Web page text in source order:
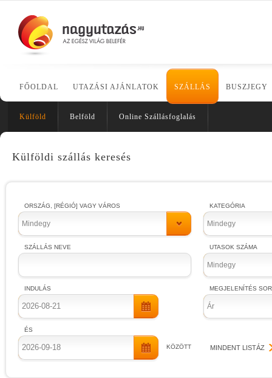
FŐOLDAL UTAZÁSI AJÁNLATOK SZÁLLÁS BUSZJEGY
Külföld Belföld Online Szállásfoglalás
Külföldi szállás keresés
ORSZÁG, [RÉGIÓ] VAGY VÁROS
Mindegy
SZÁLLÁS NEVE
INDULÁS
ÉS
KÖZÖTT
KATEGÓRIA
Mindegy
UTASOK SZÁMA
Mindegy
MEGJELENÍTÉS
Ár
MINDENT LISTÁZ